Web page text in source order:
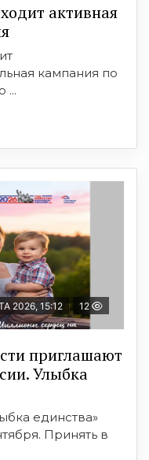
активная
кампания по
...
2026, 15:12 12
приглашают
Улыбка
единства»
Принять в